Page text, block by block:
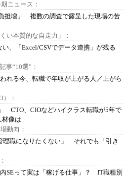
ニュース：
担増」 複数の調査で露呈した現場の苦
い本質的な自走力」：
い、「Excel/CSVでデータ連携」が残る
事“10選”：
れる今、転職で年収が上がる人／上がら
：
CTO、CIOなどハイクラス転職が5年で
材像は
動向：
理職になりたくない」 それでも「引き
SEって実は「稼げる仕事」？ IT職種別